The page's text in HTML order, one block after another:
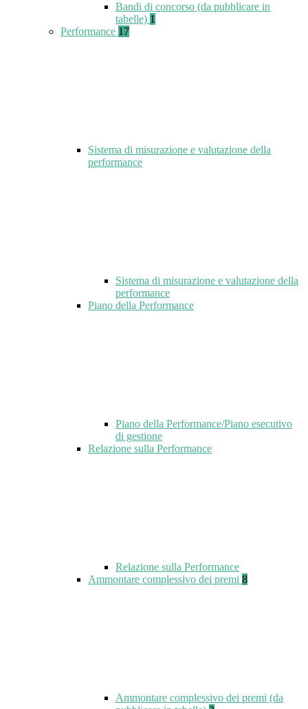
Bandi di concorso (da pubblicare in
tabelle) 1
Performance 17
Sistema di misurazione e valutazione della
performance
Sistema di misurazione e valutazione della
performance
Piano della Performance
Piano della Performance/Piano esecutivo
di gestione
Relazione sulla Performance
Relazione sulla Performance
Ammontare complessivo dei premi 8
Ammontare complessivo dei premi (da